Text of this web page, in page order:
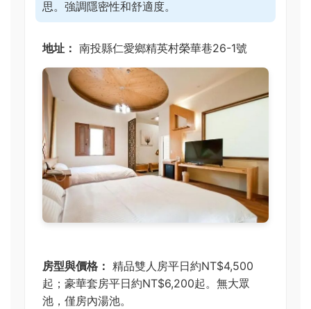
思。強調隱密性和舒適度。
地址： 南投縣仁愛鄉精英村榮華巷26-1號
房型與價格： 精品雙人房平日約NT$4,500
起；豪華套房平日約NT$6,200起。無大眾
池，僅房內湯池。